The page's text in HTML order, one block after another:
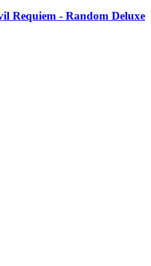
Requiem - Random Deluxe